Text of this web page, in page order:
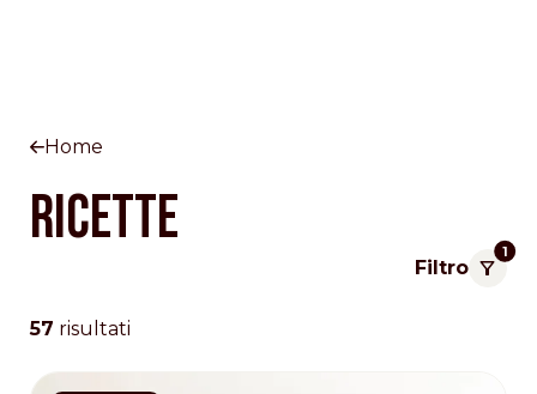
Home
Ricette
Filtro
1
57 risultati